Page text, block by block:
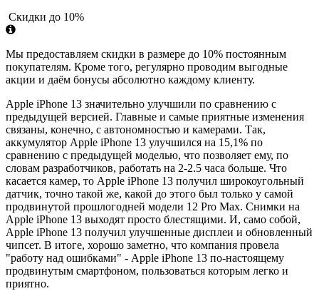
Скидки до 10%
Мы предоставляем скидки в размере до 10% постоянным
покупателям. Кроме того, регулярно проводим выгодные
акции и даём бонусы абсолютно каждому клиенту.
Apple iPhone 13 значительно улучшили по сравнению с
предыдущей версией. Главные и самые приятные изменения
связаны, конечно, с автономностью и камерами. Так,
аккумулятор Apple iPhone 13 улучшился на 15,1% по
сравнению с предыдущей моделью, что позволяет ему, по
словам разработчиков, работать на 2-2.5 часа больше. Что
касается камер, то Apple iPhone 13 получил широкоугольный
датчик, точно такой же, какой до этого был только у самой
продвинутой прошлогодней модели 12 Pro Max. Снимки на
Apple iPhone 13 выходят просто блестящими. И, само собой,
Apple iPhone 13 получил улучшенные дисплеи и обновленный
чипсет. В итоге, хорошо заметно, что компания провела
"работу над ошибками" - Apple iPhone 13 по-настоящему
продвинутым смартфоном, пользоваться которым легко и
приятно.